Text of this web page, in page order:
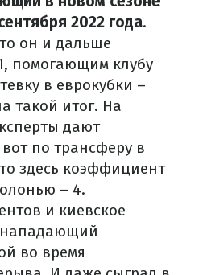
2022 года.
он и дальше
помогающим клубу
в еврокубки –
такой итог. На
дают
по трансферу в
здесь коэффициент
– 4.
и киевское
во время